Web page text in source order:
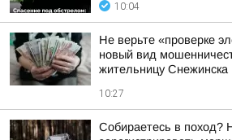
10:04
Не верьте «проверке
новый вид
жительницу Снежинска
10:27
Собираетесь в поход?